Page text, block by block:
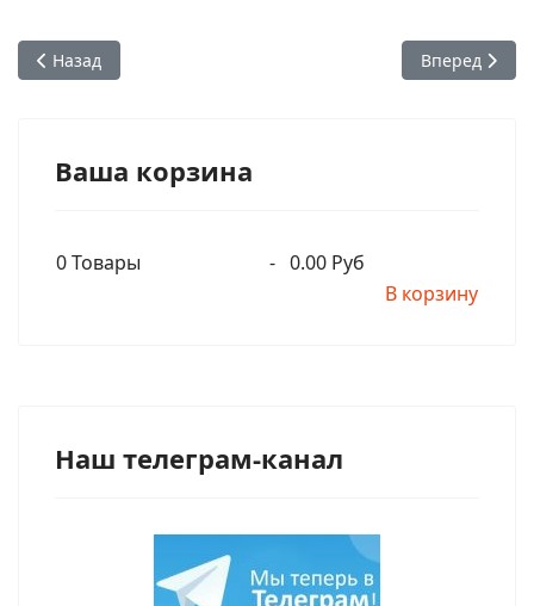
Предыдущий: 26. Шрила Прабхупада - Власть и изобилие
Назад Следующий:
Вперед
Ваша корзина
0Товары - 0.00 Руб
В корзину
Наш телеграм-канал